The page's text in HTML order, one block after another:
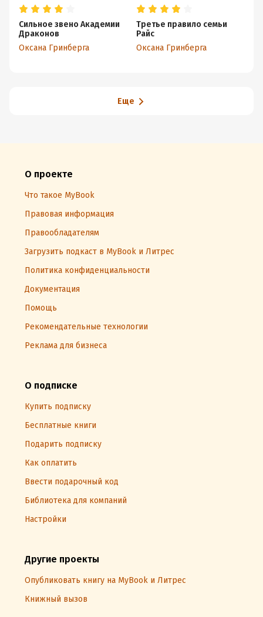
Сильное звено Академии
Драконов
Оксана Гринберга
Третье правило семьи
Райс
Оксана Гринберга
Еще
О проекте
Что такое MyBook
Правовая информация
Правообладателям
Загрузить подкаст в MyBook и Литрес
Политика конфиденциальности
Документация
Помощь
Рекомендательные технологии
Реклама для бизнеса
О подписке
Купить подписку
Бесплатные книги
Подарить подписку
Как оплатить
Ввести подарочный код
Библиотека для компаний
Настройки
Другие проекты
Опубликовать книгу на MyBook и Литрес
Книжный вызов